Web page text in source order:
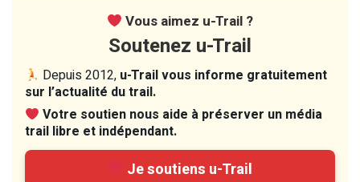
Vous aimez u-Trail ?
Soutenez u-Trail
Depuis 2012, u-Trail vous informe gratuitement
sur l’actualité du trail.
Votre soutien nous aide à préserver un média
trail libre et indépendant.
Je soutiens u-Trail